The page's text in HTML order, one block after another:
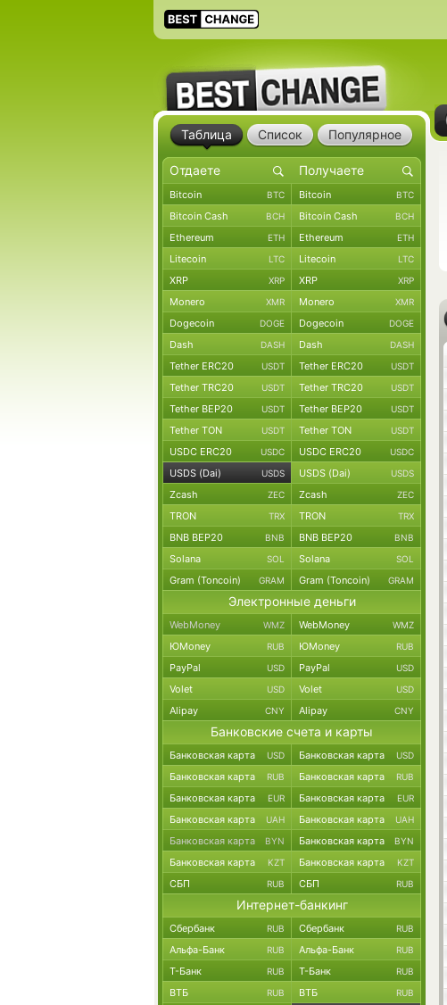
Таблица Список Популярное
Bitcoin BTC Bitcoin BTC
Bitcoin Cash BCH Bitcoin Cash BCH
Ethereum ETH Ethereum ETH
Litecoin LTC Litecoin LTC
XRP XRP XRP XRP
Monero XMR Monero XMR
Dogecoin DOGE Dogecoin DOGE
Dash DASH Dash DASH
Tether ERC20 USDT Tether ERC20 USDT
Tether TRC20 USDT Tether TRC20 USDT
Tether BEP20 USDT Tether BEP20 USDT
Tether TON USDT Tether TON USDT
USDC ERC20 USDC USDC ERC20 USDC
USDS (Dai) USDS USDS (Dai) USDS
Zcash ZEC Zcash ZEC
TRON TRX TRON TRX
BNB BEP20 BNB BNB BEP20 BNB
Solana SOL Solana SOL
Gram (Toncoin) GRAM Gram (Toncoin) GRAM
Электронные деньги
WebMoney WMZ WebMoney WMZ
ЮMoney RUB ЮMoney RUB
PayPal USD PayPal USD
Volet USD Volet USD
Alipay CNY Alipay CNY
Банковские счета и карты
Банковская карта USD Банковская карта USD
Банковская карта RUB Банковская карта RUB
Банковская карта EUR Банковская карта EUR
Банковская карта UAH Банковская карта UAH
Банковская карта BYN Банковская карта BYN
Банковская карта KZT Банковская карта KZT
СБП RUB СБП RUB
Интернет-банкинг
Сбербанк RUB Сбербанк RUB
Альфа-Банк RUB Альфа-Банк RUB
Т-Банк RUB Т-Банк RUB
ВТБ RUB ВТБ RUB